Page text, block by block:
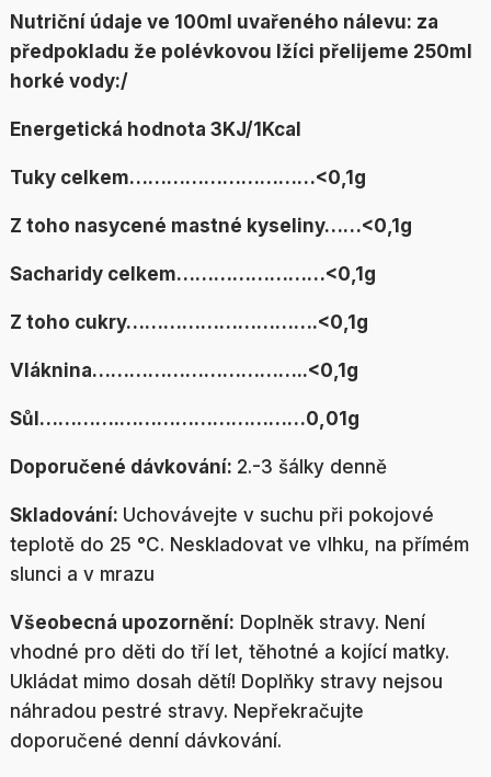
Nutriční údaje ve 100ml uvařeného nálevu: za
předpokladu že polévkovou lžíci přelijeme 250ml
horké vody:/
Energetická hodnota 3KJ/1Kcal
Tuky celkem…………………………<0,1g
Z toho nasycené mastné kyseliny……<0,1g
Sacharidy celkem……………………<0,1g
Z toho cukry………………………….<0,1g
Vláknina……………………………..<0,1g
Sůl………….…………………………0,01g
Doporučené dávkování: 2.-3 šálky denně
Skladování: Uchovávejte v suchu při pokojové
teplotě do 25 °C. Neskladovat ve vlhku, na přímém
slunci a v mrazu
Všeobecná upozornění: Doplněk stravy. Není
vhodné pro děti do tří let, těhotné a kojící matky.
Ukládat mimo dosah dětí! Doplňky stravy nejsou
náhradou pestré stravy. Nepřekračujte
doporučené denní dávkování.